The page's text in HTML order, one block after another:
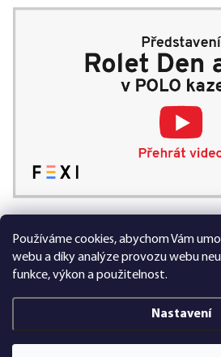
Používáme cookies, abychom Vám
webu a díky analýze provozu webu
funkce, výkon a použitelnost.
Nastavení
99 %
Vytvořil Shoptet